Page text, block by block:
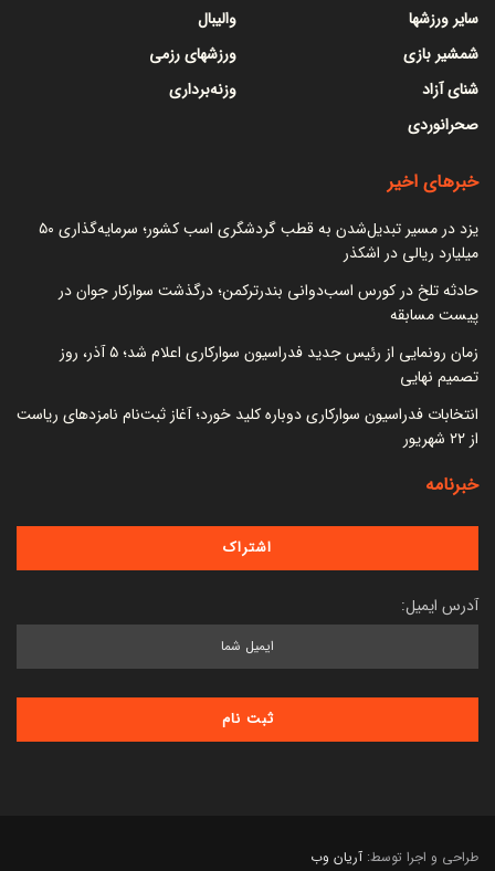
سایر ورزشها
شمشیر بازی
شنای آزاد
صحرانوردی
والیبال
ورزشهای رزمی
وزنه‌برداری
خبرهای اخیر
یزد در مسیر تبدیل‌شدن به قطب گردشگری اسب کشور؛ سرمایه‌گذاری ۵۰
میلیارد ریالی در اشکذر
حادثه تلخ در کورس اسب‌دوانی بندرترکمن؛ درگذشت سوارکار جوان در
پیست مسابقه
زمان رونمایی از رئیس جدید فدراسیون سوارکاری اعلام شد؛ ۵ آذر، روز
تصمیم نهایی
انتخابات فدراسیون سوارکاری دوباره کلید خورد؛ آغاز ثبت‌نام نامزدهای ریاست
از ۲۲ شهریور
خبرنامه
آدرس ایمیل:
طراحی و اجرا توسط: آریان وب